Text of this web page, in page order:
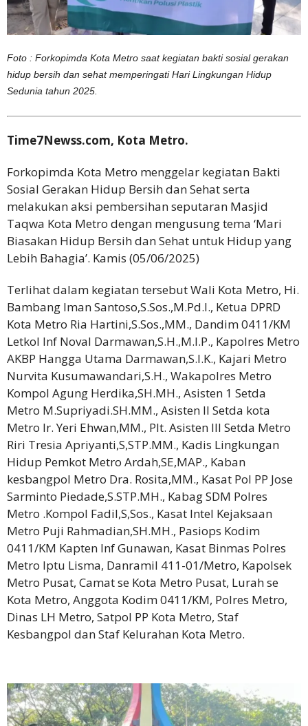
Foto : Forkopimda Kota Metro saat kegiatan bakti sosial gerakan
hidup bersih dan sehat memperingati Hari Lingkungan Hidup
Sedunia tahun 2025.
Time7Newss.com, Kota Metro.
Forkopimda Kota Metro menggelar kegiatan Bakti
Sosial Gerakan Hidup Bersih dan Sehat serta
melakukan aksi pembersihan seputaran Masjid
Taqwa Kota Metro dengan mengusung tema ‘Mari
Biasakan Hidup Bersih dan Sehat untuk Hidup yang
Lebih Bahagia’. Kamis (05/06/2025)
Terlihat dalam kegiatan tersebut Wali Kota Metro, Hi.
Bambang Iman Santoso,S.Sos.,M.Pd.I., Ketua DPRD
Kota Metro Ria Hartini,S.Sos.,MM., Dandim 0411/KM
Letkol Inf Noval Darmawan,S.H.,M.I.P., Kapolres Metro
AKBP Hangga Utama Darmawan,S.I.K., Kajari Metro
Nurvita Kusumawandari,S.H., Wakapolres Metro
Kompol Agung Herdika,SH.MH., Asisten 1 Setda
Metro M.Supriyadi.SH.MM., Asisten II Setda kota
Metro Ir. Yeri Ehwan,MM., Plt. Asisten III Setda Metro
Riri Tresia Apriyanti,S,STP.MM., Kadis Lingkungan
Hidup Pemkot Metro Ardah,SE,MAP., Kaban
kesbangpol Metro Dra. Rosita,MM., Kasat Pol PP Jose
Sarminto Piedade,S.STP.MH., Kabag SDM Polres
Metro .Kompol Fadil,S,Sos., Kasat Intel Kejaksaan
Metro Puji Rahmadian,SH.MH., Pasiops Kodim
0411/KM Kapten Inf Gunawan, Kasat Binmas Polres
Metro Iptu Lisma, Danramil 411-01/Metro, Kapolsek
Metro Pusat, Camat se Kota Metro Pusat, Lurah se
Kota Metro, Anggota Kodim 0411/KM, Polres Metro,
Dinas LH Metro, Satpol PP Kota Metro, Staf
Kesbangpol dan Staf Kelurahan Kota Metro.